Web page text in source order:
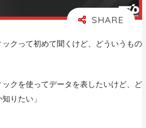
ックって初めて聞くけど、どういうもの
ックを使ってデータを表したいけど、ど
りたい」